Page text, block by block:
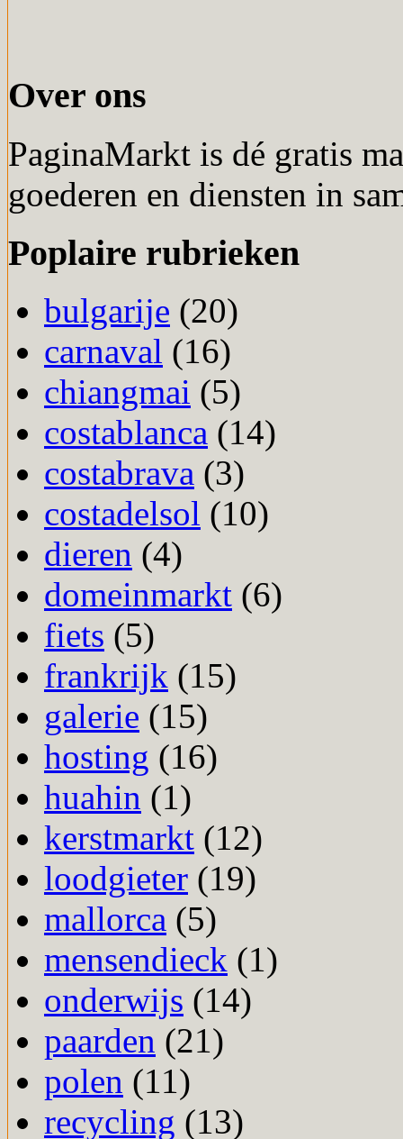
Over ons
PaginaMarkt is dé gratis
goederen en diensten in
Poplaire rubrieken
bulgarije (20)
carnaval (16)
chiangmai (5)
costablanca (14)
costabrava (3)
costadelsol (10)
dieren (4)
domeinmarkt (6)
fiets (5)
frankrijk (15)
galerie (15)
hosting (16)
huahin (1)
kerstmarkt (12)
loodgieter (19)
mallorca (5)
mensendieck (1)
onderwijs (14)
paarden (21)
polen (11)
recycling (13)